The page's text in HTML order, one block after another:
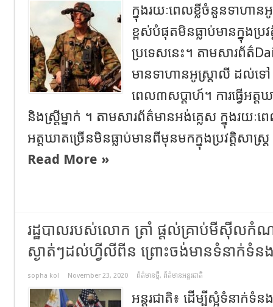
ក្នុងរយៈពេលខ្លីចំនួនទាហាន
ខ្ពស់បំផុតមិនធ្លាប់មានក្នុងប្រ
ប្រទេសនេះ។ តាមសារព័ត៌
មានទាហានអូស្ត្រាលី ដល់ទៅ
ពេល​​៣សប្តាហ៍​។ ការធ្វើអត្
និងស្ត្រីម្នាក់ ។ តាមសារព័ត៌មានអង់គ្លេស ក្នុងរយៈព
អត្តឃាតច្រើន​មិនធ្លាប់មានពីមុនមកក្នុងប្រវត្តិសាស្
Read More »
រដ្ឋបាលរបស់លោក ត្រាំ ផ្តល់គ្រាប់មីស៊ីលកំ
ស្ងាត់ៗដល់ហ្វីលីពីន ព្រោះចង់មានទំនាក់ទំន
sopha kol November 23, 2020 ព័ត៌មានថ្មី, ព័ត៌មានអន្តរជាតិ
អន្តរជាតិ៖ ដើម្បីស្អំទំនាក់